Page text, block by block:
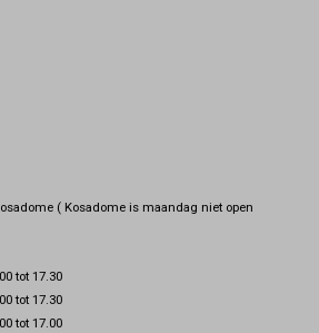
( Kosadome is maandag niet open
tot 17.30
tot 17.30
tot 17.00